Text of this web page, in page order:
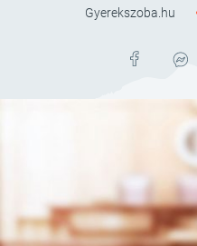
Gyerekszoba.hu